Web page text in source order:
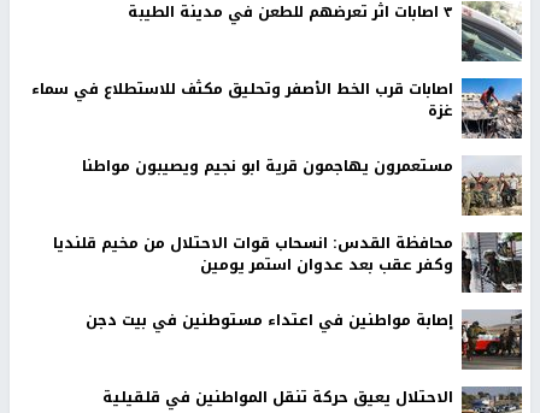
٣ اصابات اثر تعرضهم للطعن في مدينة الطيبة
اصابات قرب الخط الأصفر وتحليق مكثف للاستطلاع في سماء
غزة
مستعمرون يهاجمون قرية ابو نجيم ويصيبون مواطنا
محافظة القدس: انسحاب قوات الاحتلال من مخيم قلنديا
وكفر عقب بعد عدوان استمر يومين
إصابة مواطنين في اعتداء مستوطنين في بيت دجن
الاحتلال يعيق حركة تنقل المواطنين في قلقيلية